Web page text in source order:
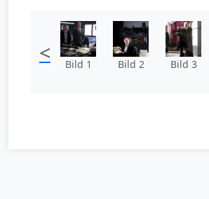
< Bild 1 Bild 2 Bild 3